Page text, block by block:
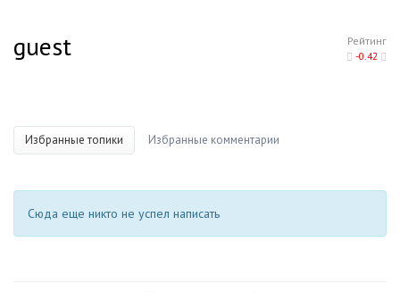
Рейтинг
-0.42
guest
Избранные топики Избранные комментарии
Сюда еще никто не успел написать